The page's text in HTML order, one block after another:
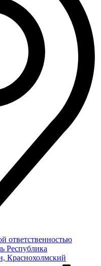
ответственностью
Республика
Краснохолмский